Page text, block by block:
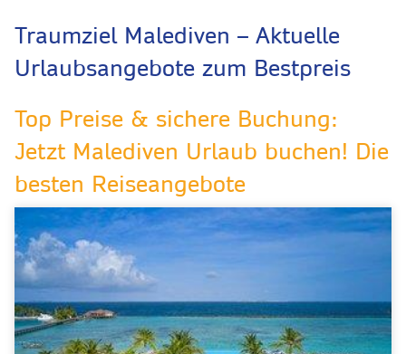
Traumziel Malediven – Aktuelle
Urlaubsangebote zum Bestpreis
Top Preise & sichere Buchung:
Jetzt Malediven Urlaub buchen! Die
besten Reiseangebote